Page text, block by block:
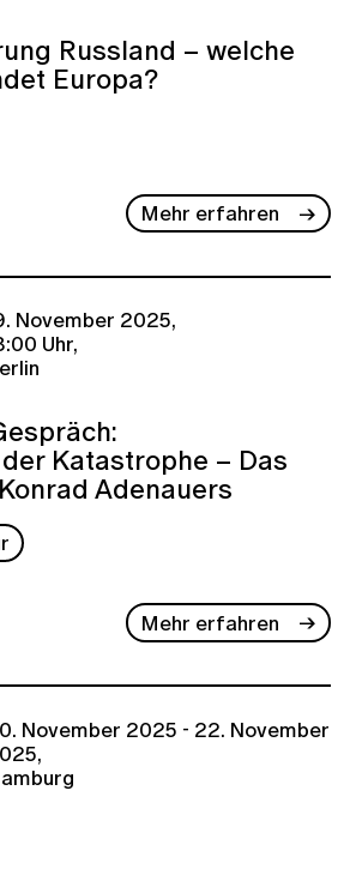
Russland – welche
Europa?
Mehr erfahren
November 2025,
Uhr,
Katastrophe – Das
Adenauers
Mehr erfahren
November 2025 - 22. November